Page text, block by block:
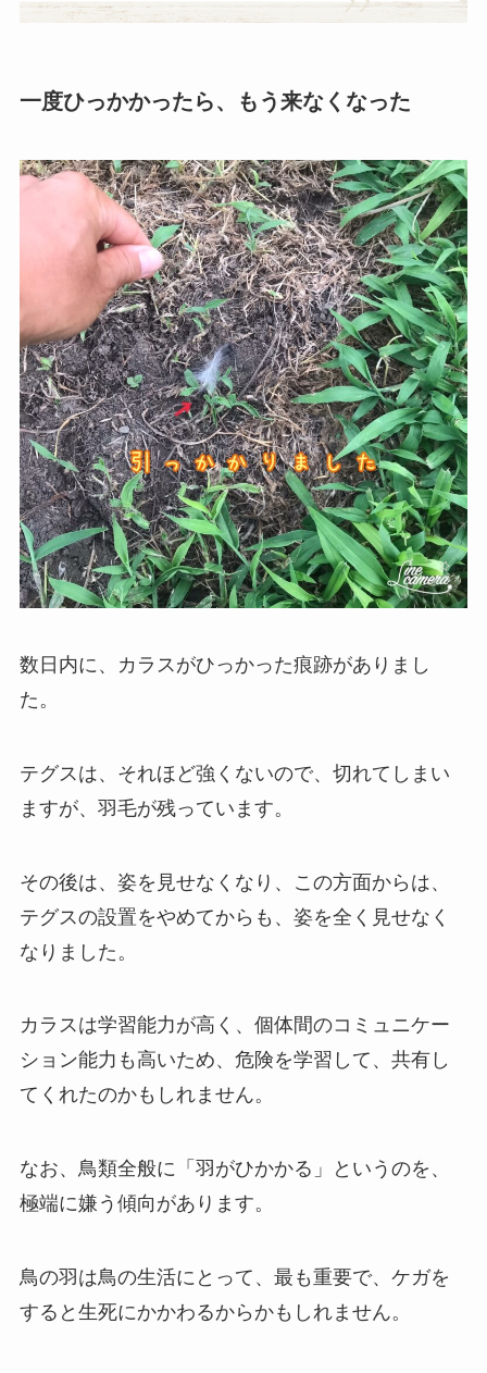
一度ひっかかったら、もう来なくなった
数日内に、カラスがひっかった痕跡がありまし
た。
テグスは、それほど強くないので、切れてしまい
ますが、羽毛が残っています。
その後は、姿を見せなくなり、この方面からは、
テグスの設置をやめてからも、姿を全く見せなく
なりました。
カラスは学習能力が高く、個体間のコミュニケー
ション能力も高いため、危険を学習して、共有し
てくれたのかもしれません。
なお、鳥類全般に「羽がひかかる」というのを、
極端に嫌う傾向があります。
鳥の羽は鳥の生活にとって、最も重要で、ケガを
すると生死にかかわるからかもしれません。